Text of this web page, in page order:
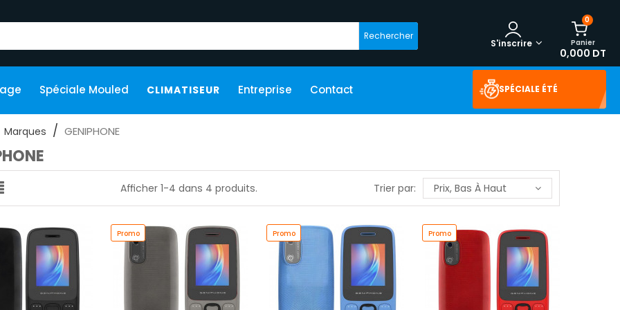
Rechercher
0
Panier
0,000 DT
S'inscrire
Spéciale Mouled CLIMATISEUR Entreprise Contact SPÉCIALE ÉTÉ
Marques GENIPHONE
Afficher 1-4 dans 4 produits. Trier par: Prix, Bas À Haut
Promo Promo Promo